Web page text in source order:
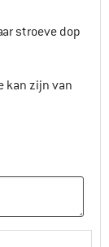
stroeve dop
kan zijn van